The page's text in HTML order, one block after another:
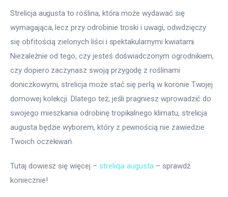
Strelicja augusta to roślina, która może wydawać się
wymagająca, lecz przy odrobinie troski i uwagi, odwdzięczy
się obfitością zielonych liści i spektakularnymi kwiatami.
Niezależnie od tego, czy jesteś doświadczonym ogrodnikiem,
czy dopiero zaczynasz swoją przygodę z roślinami
doniczkowymi, strelicja może stać się perłą w koronie Twojej
domowej kolekcji. Dlatego też, jeśli pragniesz wprowadzić do
swojego mieszkania odrobinę tropikalnego klimatu, strelicja
augusta będzie wyborem, który z pewnością nie zawiedzie
Twoich oczekiwań.
Tutaj dowiesz się więcej – strelicja augusta – sprawdź
koniecznie!